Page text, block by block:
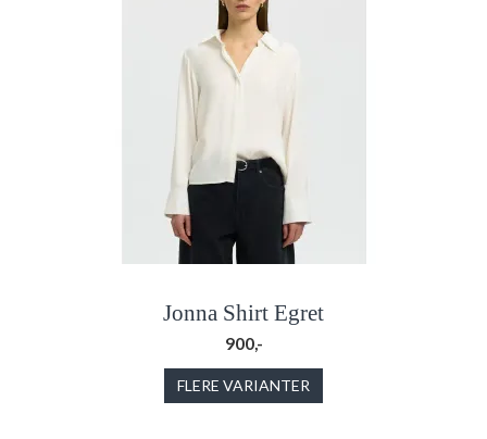
Jonna Shirt Egret
900,-
FLERE VARIANTER